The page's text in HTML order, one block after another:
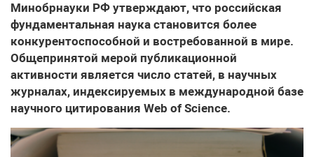
Минобрнауки РФ утверждают, что российская
фундаментальная наука становится более
конкурентоспособной и востребованной в мире.
Общепринятой мерой публикационной
активности является число статей, в научных
журналах, индексируемых в международной базе
научного цитирования Web of Science.